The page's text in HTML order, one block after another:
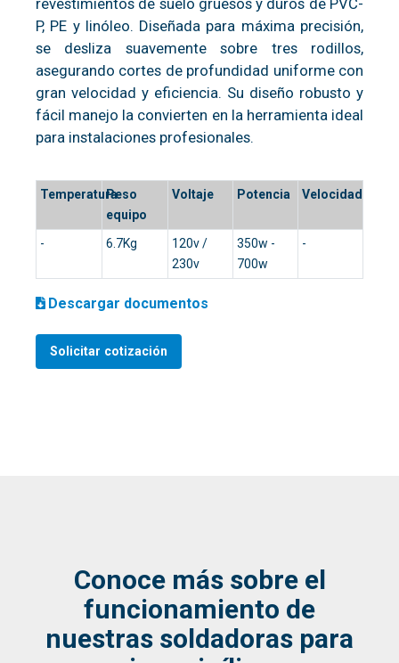
P, PE y linóleo. Diseñada para máxima precisión,
se desliza suavemente sobre tres rodillos,
asegurando cortes de profundidad uniforme con
gran velocidad y eficiencia. Su diseño robusto y
fácil manejo la convierten en la herramienta ideal
para instalaciones profesionales.
TemperaturaPeso
equipo
Voltaje Potencia Velocidad
- 6.7Kg
120v /
230v
350w -
700w
-
Descargar documentos
Solicitar cotización
Conoce más sobre el
funcionamiento de
nuestras soldadoras para